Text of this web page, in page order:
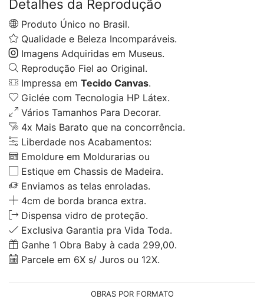
Detalhes da Reprodução
Produto Único no Brasil.
Qualidade e Beleza Incomparáveis.
Imagens Adquiridas em Museus.
Reprodução Fiel ao Original.
Impressa em Tecido Canvas.
Giclée com Tecnologia HP Látex.
Vários Tamanhos Para Decorar.
4x Mais Barato que na concorrência.
Liberdade nos Acabamentos:
Emoldure em Moldurarias ou
Estique em Chassis de Madeira.
Enviamos as telas enroladas.
4cm de borda branca extra.
Dispensa vidro de proteção.
Exclusiva Garantia pra Vida Toda.
Ganhe 1 Obra Baby à cada 299,00.
Parcele em 6X s/ Juros ou 12X.
OBRAS POR FORMATO